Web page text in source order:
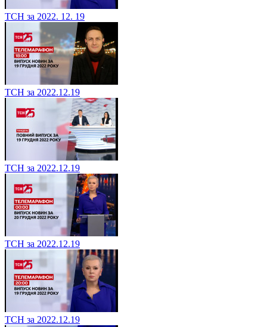
ТСН за 2022. 12. 19
ТСН за 2022.12.19
ТСН за 2022.12.19
ТСН за 2022.12.19
ТСН за 2022.12.19